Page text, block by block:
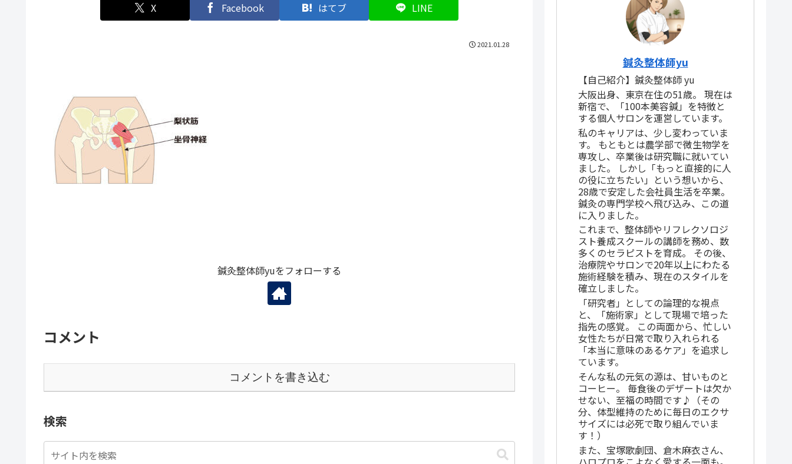
X Facebook はてブ LINE
2021.01.28
鍼灸整体師yuをフォローする
コメント
コメントを書き込む
検索
鍼灸整体師yu
【自己紹介】鍼灸整体師 yu
大阪出身、東京在住の51歳。 現在は
新宿で、「100本美容鍼」を特徴と
する個人サロンを運営しています。
私のキャリアは、少し変わっていま
す。 もともとは農学部で微生物学を
専攻し、卒業後は研究職に就いてい
ました。 しかし「もっと直接的に人
の役に立ちたい」という想いから、
28歳で安定した会社員生活を卒業。
鍼灸の専門学校へ飛び込み、この道
に入りました。
これまで、整体師やリフレクソロジ
スト養成スクールの講師を務め、数
多くのセラピストを育成。 その後、
治療院やサロンで20年以上にわたる
施術経験を積み、現在のスタイルを
確立しました。
「研究者」としての論理的な視点
と、「施術家」として現場で培った
指先の感覚。 この両面から、忙しい
女性たちが日常で取り入れられる
「本当に意味のあるケア」を追求し
ています。
そんな私の元気の源は、甘いものと
コーヒー。 毎食後のデザートは欠か
せない、至福の時間です♪（その
分、体型維持のために毎日のエクサ
サイズには必死で取り組んでいま
す！）
また、宝塚歌劇団、倉木麻衣さん、